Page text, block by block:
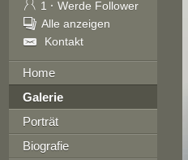
1 · Werde Follower
Alle anzeigen
Kontakt
Home
Galerie
Porträt
Biografie